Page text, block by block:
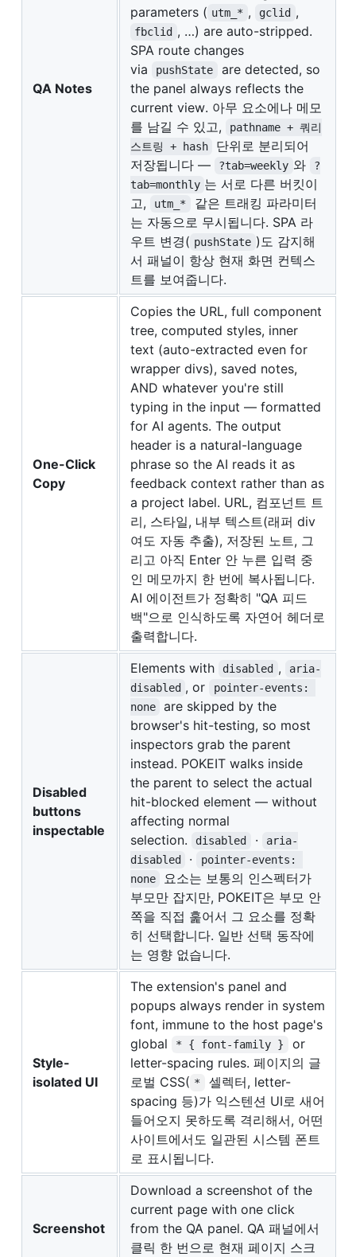
QA Notes
parameters ( utm_* , gclid ,
fbclid , …) are auto-stripped.
SPA route changes
via
pushState
are detected, so
the panel always reflects the
current view. 아무 요소에나 메모
를 남길 수 있고,
pathname + 쿼리
스트링 + hash
단위로 분리되어
저장됩니다 —
?tab=weekly 와
?
tab=monthly 는 서로 다른 버킷이
고,
utm_*
같은 트래킹 파라미터
는 자동으로 무시됩니다. SPA 라
우트 변경( pushState )도 감지해
서 패널이 항상 현재 화면 컨텍스
트를 보여줍니다.
One-Click
Copy
Copies the URL, full component
tree, computed styles, inner
text (auto-extracted even for
wrapper divs), saved notes,
AND whatever you're still
typing in the input — formatted
for AI agents. The output
header is a natural-language
phrase so the AI reads it as
feedback context rather than as
a project label. URL, 컴포넌트 트
리, 스타일, 내부 텍스트(래퍼 div
여도 자동 추출), 저장된 노트, 그
리고 아직 Enter 안 누른 입력 중
인 메모까지 한 번에 복사됩니다.
AI 에이전트가 정확히 "QA 피드
백"으로 인식하도록 자연어 헤더로
출력합니다.
Disabled
buttons
inspectable
Elements with disabled ,
aria-
disabled , or
pointer-events:
none
are skipped by the
browser's hit-testing, so most
inspectors grab the parent
instead. POKEIT walks inside
the parent to select the actual
hit-blocked element — without
affecting normal
selection.
disabled ·
aria-
disabled
·
pointer-events:
none
요소는 보통의 인스펙터가
부모만 잡지만, POKEIT은 부모 안
쪽을 직접 훑어서 그 요소를 정확
히 선택합니다. 일반 선택 동작에
는 영향 없습니다.
Style-
isolated UI
The extension's panel and
popups always render in system
font, immune to the host page's
global
* { font-family }
or
letter-spacing rules. 페이지의 글
로벌 CSS( *
셀렉터, letter-
spacing 등)가 익스텐션 UI로 새어
들어오지 못하도록 격리해서, 어떤
사이트에서도 일관된 시스템 폰트
로 표시됩니다.
Screenshot
Download a screenshot of the
current page with one click
from the QA panel. QA 패널에서
클릭 한 번으로 현재 페이지 스크